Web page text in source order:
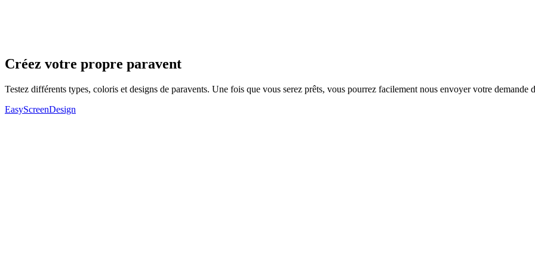
Créez votre propre paravent
Testez différents types, coloris et designs de paravents. Une fois que vous serez prêts, vous pourrez facilement nous envoyer votre demande
EasyScreenDesign